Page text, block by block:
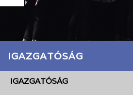
IGAZGATÓSÁG
IGAZGATÓSÁG